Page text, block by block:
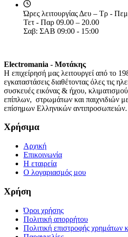
Είδη Ορειβασίας
Μπαστούνια
Στρατιωτικά Είδη
Ώρες λειτουργίας Δευ – Τρ -
Τετ - Παρ 09.00 – 20.00
Σαβ: ΣΑΒ 09:00 - 15:00
Electromania - Μοτάκης
H επιχείρησή μας λειτουργεί από το
εγκαταστάσεις διαθέτοντας όλες τις
συσκευές εικόνας & ήχου,
επίπλων, στρωμάτων και παιχνιδιών
επίσημων Ελληνικών αντιπροσωπειών.
Χρήσιμα
Αρχική
Επικοινωνία
Η εταιρεία
Ο λογαριασμός μου
Χρήση
Όροι χρήσης
Πολιτική απορρήτου
Πολιτική επιστροφής χρημάτων